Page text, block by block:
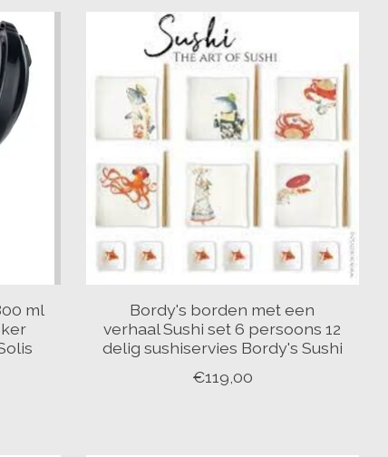
ml
Bordy's borden met een
verhaal Sushi set 6 persoons 12
delig sushiservies Bordy's Sushi
€119,00